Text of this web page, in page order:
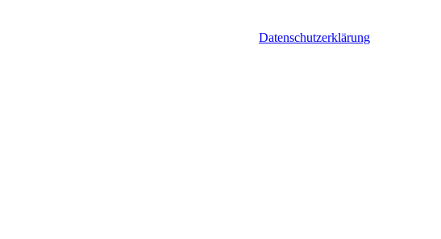
Datenschutzerklärung